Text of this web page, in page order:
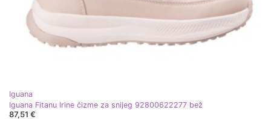
Iguana
Iguana Fitanu Irine čizme za snijeg 92800622277 bež
87,51 €